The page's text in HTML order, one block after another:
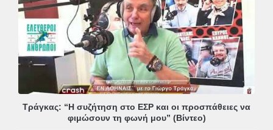
Τράγκας: “Η συζήτηση στο ΕΣΡ και οι προσπάθειες να
φιμώσουν τη φωνή μου” (Βίντεο)